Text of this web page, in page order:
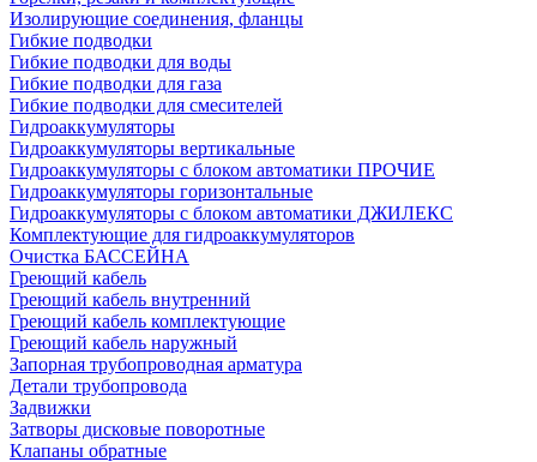
Изолирующие соединения, фланцы
Гибкие подводки
Гибкие подводки для воды
Гибкие подводки для газа
Гибкие подводки для смесителей
Гидроаккумуляторы
Гидроаккумуляторы вертикальные
Гидроаккумуляторы с блоком автоматики ПРОЧИЕ
Гидроаккумуляторы горизонтальные
Гидроаккумуляторы с блоком автоматики ДЖИЛЕКС
Комплектующие для гидроаккумуляторов
Очистка БАССЕЙНА
Греющий кабель
Греющий кабель внутренний
Греющий кабель комплектующие
Греющий кабель наружный
Запорная трубопроводная арматура
Детали трубопровода
Задвижки
Затворы дисковые поворотные
Клапаны обратные